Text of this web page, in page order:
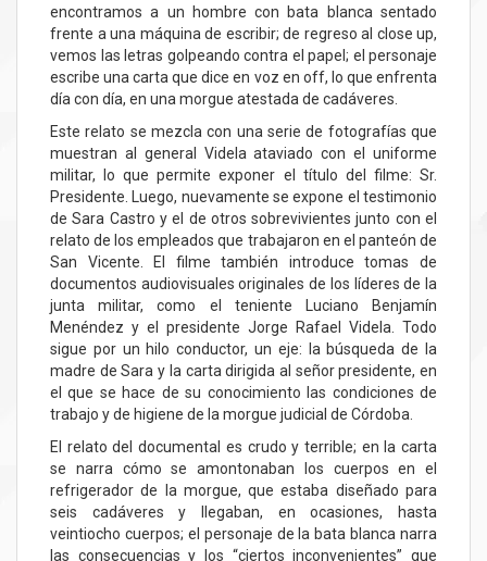
encontramos a un hombre con bata blanca sentado
frente a una máquina de escribir; de regreso al close up,
vemos las letras golpeando contra el papel; el personaje
escribe una carta que dice en voz en off, lo que enfrenta
día con día, en una morgue atestada de cadáveres.
Este relato se mezcla con una serie de fotografías que
muestran al general Videla ataviado con el uniforme
militar, lo que permite exponer el título del filme: Sr.
Presidente. Luego, nuevamente se expone el testimonio
de Sara Castro y el de otros sobrevivientes junto con el
relato de los empleados que trabajaron en el panteón de
San Vicente. El filme también introduce tomas de
documentos audiovisuales originales de los líderes de la
junta militar, como el teniente Luciano Benjamín
Menéndez y el presidente Jorge Rafael Videla. Todo
sigue por un hilo conductor, un eje: la búsqueda de la
madre de Sara y la carta dirigida al señor presidente, en
el que se hace de su conocimiento las condiciones de
trabajo y de higiene de la morgue judicial de Córdoba.
El relato del documental es crudo y terrible; en la carta
se narra cómo se amontonaban los cuerpos en el
refrigerador de la morgue, que estaba diseñado para
seis cadáveres y llegaban, en ocasiones, hasta
veintiocho cuerpos; el personaje de la bata blanca narra
las consecuencias y los “ciertos inconvenientes” que